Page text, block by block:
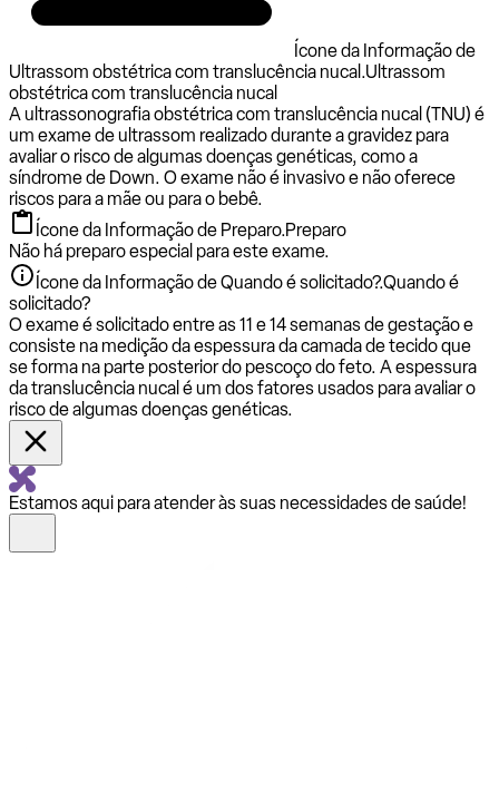
Ícone da Informação de
Ultrassom obstétrica com translucência nucal.Ultrassom
obstétrica com translucência nucal
A ultrassonografia obstétrica com translucência nucal (TNU) é
um exame de ultrassom realizado durante a gravidez para
avaliar o risco de algumas doenças genéticas, como a
síndrome de Down. O exame não é invasivo e não oferece
riscos para a mãe ou para o bebê.
Ícone da Informação de Preparo.Preparo
Não há preparo especial para este exame.
Ícone da Informação de Quando é solicitado?.Quando é
solicitado?
O exame é solicitado entre as 11 e 14 semanas de gestação e
consiste na medição da espessura da camada de tecido que
se forma na parte posterior do pescoço do feto. A espessura
da translucência nucal é um dos fatores usados para avaliar o
risco de algumas doenças genéticas.
Estamos aqui para atender às suas necessidades de saúde!